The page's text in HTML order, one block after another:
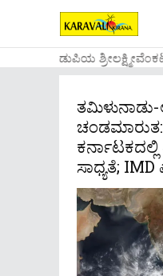
....ಉಡುಪಿಯ
ತಮಿಳುನಾಡು-
ಸಾಧ್ಯತೆ; IMD